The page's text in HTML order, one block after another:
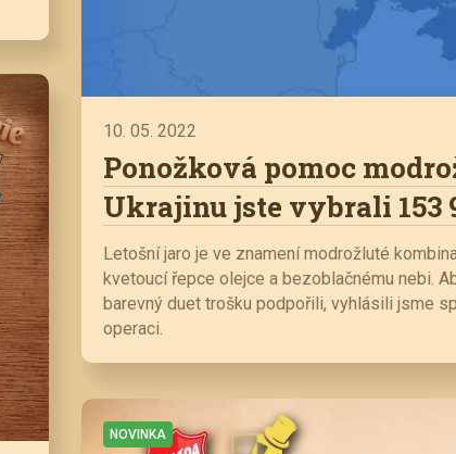
10. 05. 2022
Ponožková pomoc
Ukrajinu jste vybrali 153
Letošní jaro je ve znamení modrožluté
kvetoucí řepce olejce a bezoblačnému nebi.
barevný duet trošku podpořili, vyhlásili jsme
operaci.
NOVINKA